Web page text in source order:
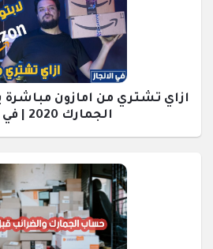
ازاي تشتري من امازون
الجمارك 2020 | في الإنجاز